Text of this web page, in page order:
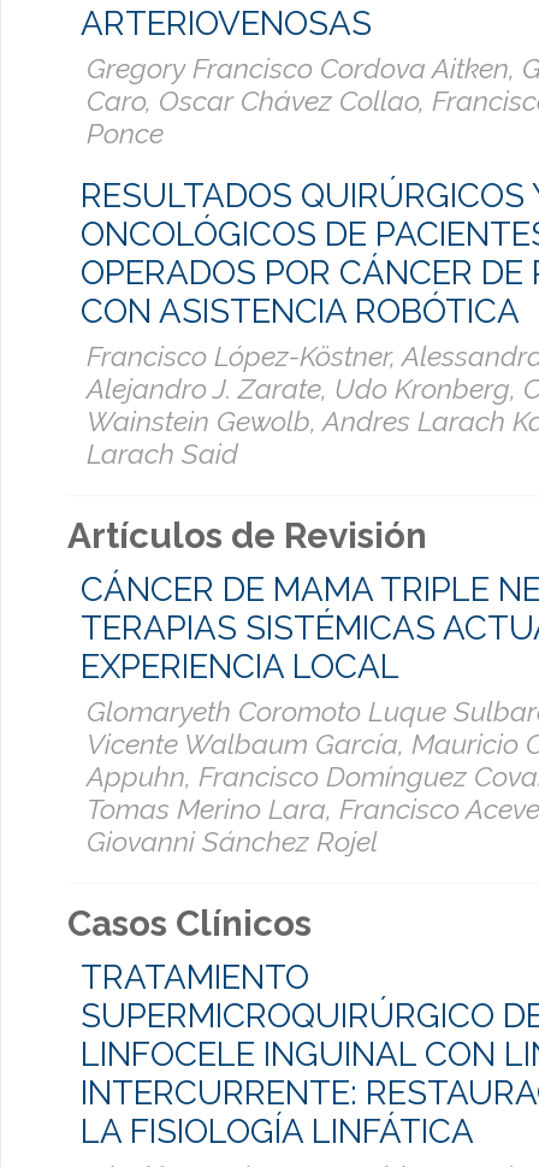
ARTERIOVENOSAS
Gregory Francisco Cordova Aitken,
Caro, Oscar Chávez Collao,
Ponce
RESULTADOS QUIRÚRGICOS
ONCOLÓGICOS DE
OPERADOS POR CÁNCER DE
CON ASISTENCIA ROBÓTICA
Francisco López-Köstner,
Alejandro J. Zarate, Udo Kronberg,
Wainstein Gewolb, Andres Larach
Larach Said
Artículos de Revisión
CÁNCER DE MAMA TRIPLE
TERAPIAS SISTÉMICAS
EXPERIENCIA LOCAL
Glomaryeth Coromoto Luque
Vicente Walbaum García, Mauricio
Appuhn, Francisco Domínguez
Tomas Merino Lara, Francisco
Giovanni Sánchez Rojel
Casos Clínicos
TRATAMIENTO
SUPERMICROQUIRÚRGICO
LINFOCELE INGUINAL CON
INTERCURRENTE:
LA FISIOLOGÍA LINFÁTICA